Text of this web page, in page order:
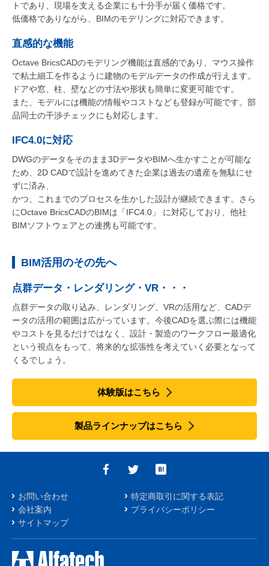
トであり、現場を支える企業にも十分手が届く価格です。
低価格でありながら、BIMのモデリングに対応できます。
直感的な機能
Octave BricsCADのモデリング機能は直感的であり、マウス操作
で粘土細工を作るように建物のモデルデータの作成が行えます。
ドアや窓、柱、壁などの寸法や形状も簡単に変更可能です。
また、モデルには機能の情報やコストなども登録が可能です。部
品同士の干渉チェックにも対応します。
IFC4.0に対応
DWGのデータをそのまま3DデータやBIMへ生かすことが可能な
ため、2D CADで設計を進めてきた企業は過去の遺産を無駄にせ
ずに済み、
かつ、これまでのプロセスを生かした設計が継続できます。さら
にOctave BricsCADのBIMは「IFC4.0」 に対応しており、他社
BIMソフトウェアとの連携も可能です。
BIM活用のその先へ
点群データ・レンダリング・VR・・・
点群データの取り込み、レンダリング、VRの活用など、CADデ
ータの活用の範囲は広がっています。今後CADを選ぶ際には機能
やコストを見るだけではなく、設計・製造のワークフロー最適化
という視点をもって、将来的な拡張性を考えていく必要となって
くるでしょう。
体験版はこちら
製品ラインナップはこちら
お問い合わせ
特定商取引に関する表記
会社案内
プライバシーポリシー
サイトマップ